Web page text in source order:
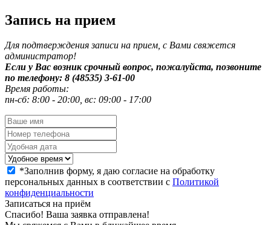
Запись на прием
Для подтверждения записи на прием, с Вами свяжется
администратор!
Если у Вас возник срочный вопрос, пожалуйста, позвоните
по телефону: 8 (48535) 3-61-00
Время работы:
пн-сб: 8:00 - 20:00, вс: 09:00 - 17:00
*Заполнив форму, я даю согласие на обработку
персональных данных в соответствии с Политикой
конфиденциальности
Записаться на приём
Спасибо! Ваша заявка отправлена!